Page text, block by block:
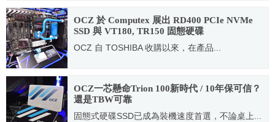
2015.11.04
OCZ 於 Computex 展出 RD400 PCIe NVMe
SSD 與 VT180, TR150 固態硬碟
OCZ 自 TOSHIBA 收購以來，在產品...
2016.05.31
OCZ一芯懸命Trion 100新時代 / 10年保可信？
還是TBW可靠
固態式硬碟SSD已成為裝機速度首選，不論桌上...